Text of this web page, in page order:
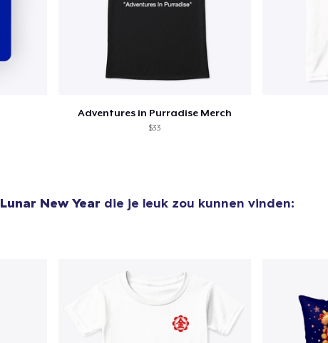
Adventures in Purradise Merch
$33
Lunar New Year die je leuk zou kunnen vinden: